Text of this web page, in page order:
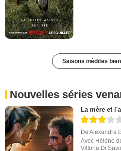
Saisons inédites
Nouvelles séries
La mère et
DeAlexandra
Avec Hélène
Vittoria Di